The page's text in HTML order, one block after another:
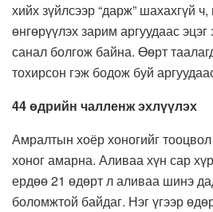
хийх зүйлсээр “дарж” шахахгүй ч,
өнгөрүүлэх зарим аргуудаас эцэг
санал болгож байна. Өөрт
тохирсон гэж бодож буй
44 өдрийн чалленж эхлүүлэх
Амралтын хоёр хоногийг
хоног амарна. Аливаа хүн сар
ердөө 21 өдөрт л аливаа шинэ
боломжтой байдаг. Нэг үгээр